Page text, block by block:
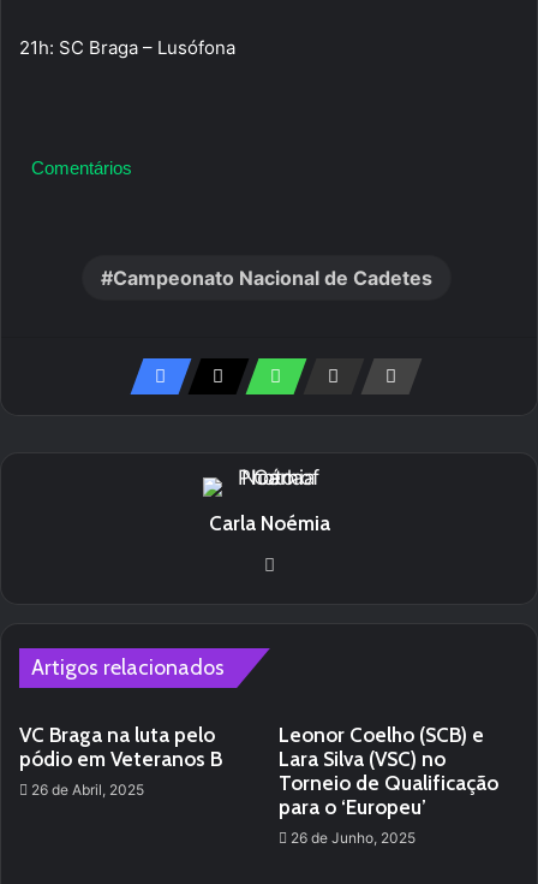
21h: SC Braga – Lusófona
Comentários
Campeonato Nacional de Cadetes
Carla Noémia
Artigos relacionados
VC Braga na luta pelo
pódio em Veteranos B
26 de Abril, 2025
Leonor Coelho (SCB) e
Lara Silva (VSC) no
Torneio de Qualificação
para o ‘Europeu’
26 de Junho, 2025